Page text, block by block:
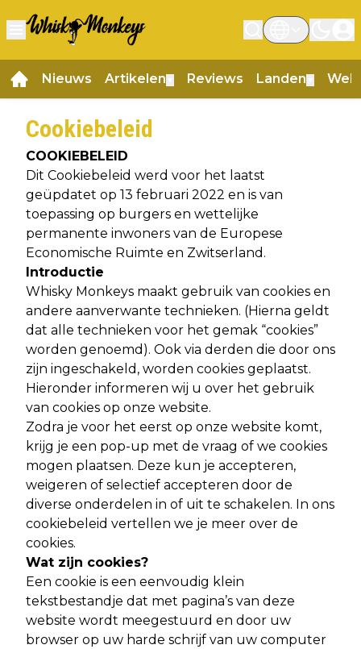
Nieuws Artikelen Reviews Landen
Cookiebeleid
COOKIEBELEID
Dit Cookiebeleid werd voor het laatst
geüpdatet op 13 februari 2022 en is van
toepassing op burgers en wettelijke
permanente inwoners van de Europese
Economische Ruimte en Zwitserland.
Introductie
Whisky Monkeys maakt gebruik van cookies en
andere aanverwante technieken. (Hierna geldt
dat alle technieken voor het gemak “cookies”
worden genoemd). Ook via derden die door ons
zijn ingeschakeld, worden cookies geplaatst.
Hieronder informeren wij u over het gebruik
van cookies op onze website.
Zodra je voor het eerst op onze website komt,
krijg je een pop-up met de vraag of we cookies
mogen plaatsen. Deze kun je accepteren,
weigeren of selectief accepteren door de
diverse onderdelen in of uit te schakelen. In ons
cookiebeleid vertellen we je meer over de
cookies.
Wat zijn cookies?
Een cookie is een eenvoudig klein
tekstbestandje dat met pagina’s van deze
website wordt meegestuurd en door uw
browser op uw harde schrijf van uw computer